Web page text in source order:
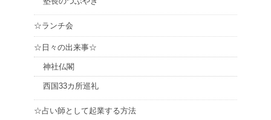
☆ランチ会
☆日々の出来事☆
神社仏閣
西国33カ所巡礼
☆占い師として起業する方法